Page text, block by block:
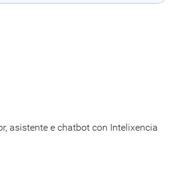
asistente e chatbot con Intelixencia